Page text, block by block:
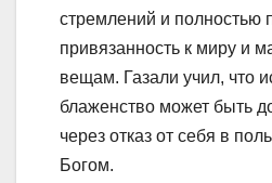
стремлений и полностью
привязанность к миру и
вещам. Газали учил, что
блаженство может быть
через отказ от себя в
Богом.